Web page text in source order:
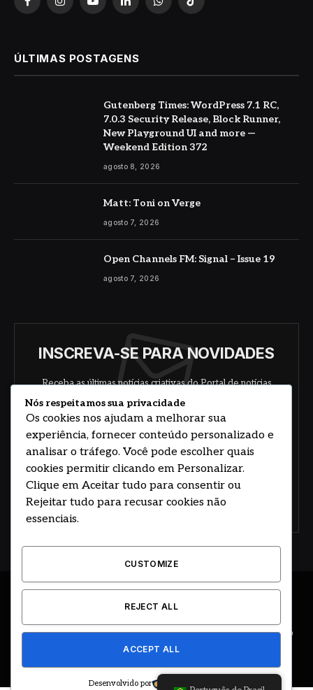
FacebookInstagramYouTubeLinkedInWhatsAppTikTok
ÚLTIMAS POSTAGENS
Gutenberg Times: WordPress 7.1 RC,
7.0.3 Security Release, Block Runner,
New Playground UI and more —
Weekend Edition 372
agosto 8, 2026
Matt: Toni on Verge
agosto 7, 2026
Open Channels FM: Signal – Issue 19
agosto 7, 2026
INSCREVA-SE PARA NOVIDADES
Receba as últimas notícias criativas do Portal de notícias
sobre arte, design e negócios.
Concorde com nossos termos e acordo de
© 2026 DESENVOLVIDO POR HOSTING PRIME BRASIL
ÚLTIMAS NOTÍCIAS DESTAQUES
CIDADE E REGIÃO
EDITORIAL EVENTOS
Nós respeitamos sua privacidade
Os cookies nos ajudam a melhorar sua
experiência, fornecer conteúdo personalizado e
analisar o tráfego. Você pode escolher quais
cookies permitir clicando em Personalizar.
Clique em Aceitar tudo para consentir ou
Rejeitar tudo para recusar cookies não
essenciais.
CUSTOMIZE
REJECT ALL
ACCEPT ALL
Desenvolvido por